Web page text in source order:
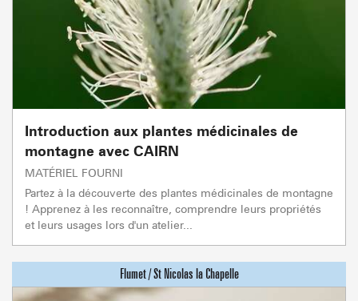
Introduction aux plantes médicinales de
montagne avec CAIRN
MATÉRIEL FOURNI
Partez à la découverte des plantes médicinales de montagne
! Apprenez à les reconnaître, comprendre leurs propriétés
et leurs usages lors d'un atelier...